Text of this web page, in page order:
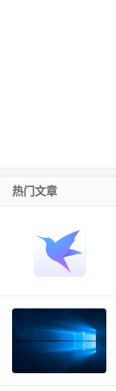
热门文章